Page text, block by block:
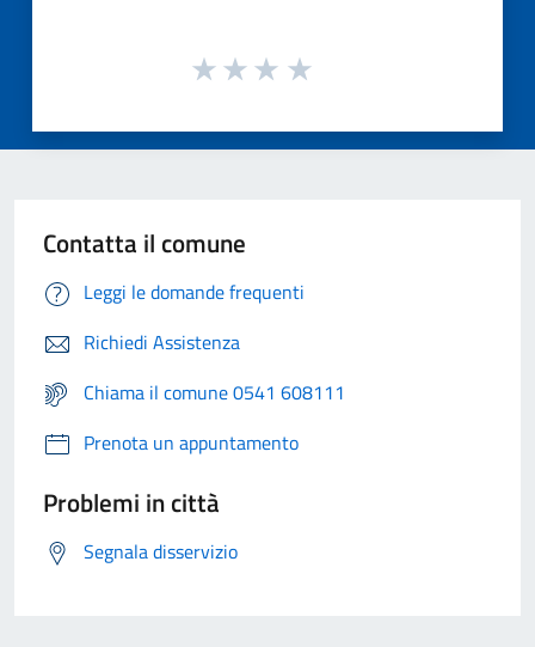
Contatta il comune
Leggi le domande frequenti
Richiedi Assistenza
Chiama il comune 0541 608111
Prenota un appuntamento
Problemi in città
Segnala disservizio